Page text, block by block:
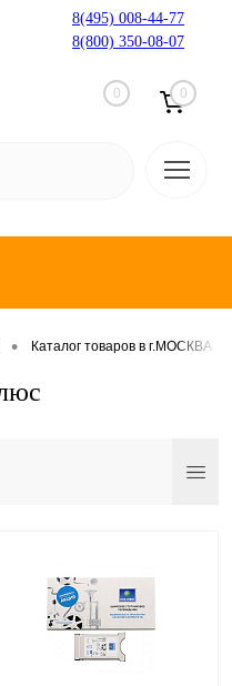
8(495) 008-44-77
8(800) 350-08-07
0 0
• Каталог товаров в г.МОСКВА